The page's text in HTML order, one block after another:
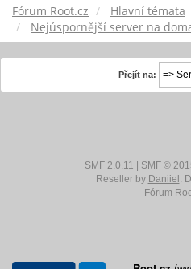
Fórum Root.cz Hlavní témata
Nejúspornější server na
Přejít na:
SMF 2.0.11 | SMF ©
Reseller by Daniiel.
Fórum